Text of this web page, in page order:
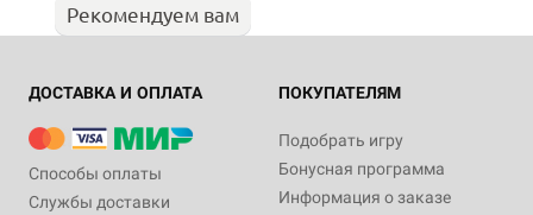
Рекомендуем вам
ДОСТАВКА И ОПЛАТА
Способы оплаты
Службы доставки
ПОКУПАТЕЛЯМ
Подобрать игру
Бонусная программа
Информация о заказе